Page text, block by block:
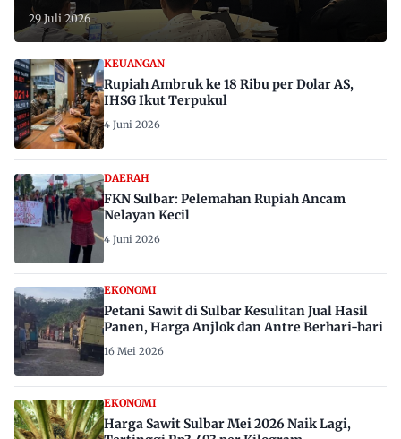
29 Juli 2026
KEUANGAN
Rupiah Ambruk ke 18 Ribu per Dolar AS,
IHSG Ikut Terpukul
4 Juni 2026
DAERAH
FKN Sulbar: Pelemahan Rupiah Ancam
Nelayan Kecil
4 Juni 2026
EKONOMI
Petani Sawit di Sulbar Kesulitan Jual Hasil
Panen, Harga Anjlok dan Antre Berhari-hari
16 Mei 2026
EKONOMI
Harga Sawit Sulbar Mei 2026 Naik Lagi,